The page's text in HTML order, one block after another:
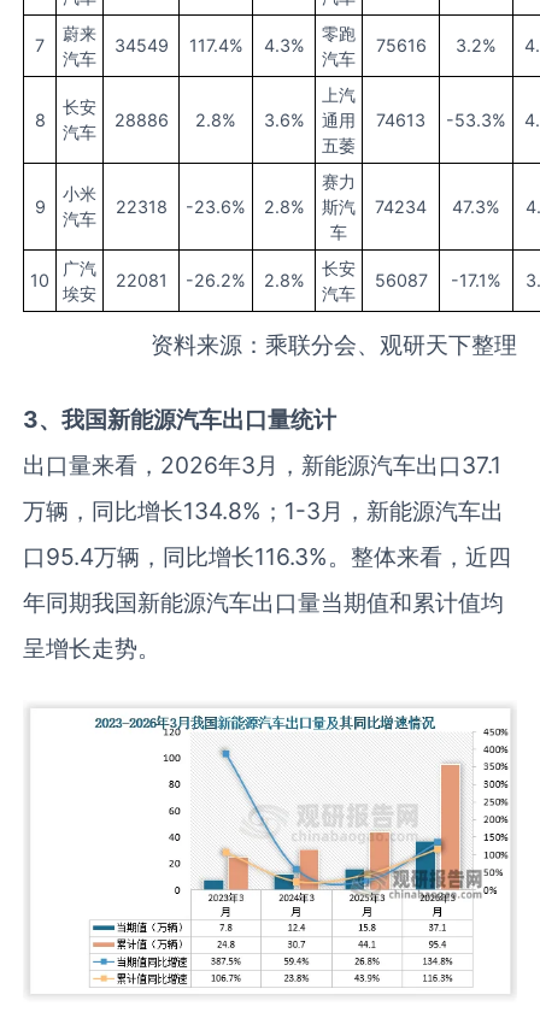
7
蔚来
汽车
34549 117.4% 4.3%
零跑
汽车
75616 3.2%
8
长安
汽车
28886 2.8% 3.6%
上汽
通用
五萎
74613 -53.3%
9
小米
汽车
22318 -23.6% 2.8%
赛力
斯汽
车
74234 47.3%
10
广汽
埃安
22081 -26.2% 2.8%
长安
汽车
56087 -17.1%
资料来源：乘联分会、观研天下整理
3、我国新能源汽车出口量统计
出口量来看，2026年3月，新能源汽车出口37.1
万辆，同比增长134.8%；1-3月，新能源汽车出
口95.4万辆，同比增长116.3%。整体来看，近四
年同期我国新能源汽车出口量当期值和累计值均
呈增长走势。